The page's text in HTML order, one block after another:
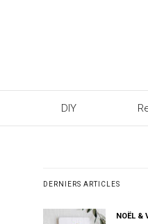
DIY
DERNIERS ARTICLES
NOËL &